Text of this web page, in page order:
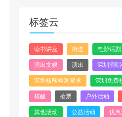
标签云
读书讲座 街道 电影话剧
演出文娱
演出 深圳演
深圳核酸检测要求
深圳免费
核酸
抢票 户外活动
其他活动
公益活动 优